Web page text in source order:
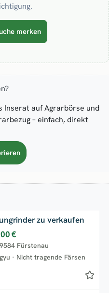
merken
Inserat auf Agrarbörse und
– einfach, direkt
zu verkaufen
€
· Nicht tragende Färsen
Fürstenau